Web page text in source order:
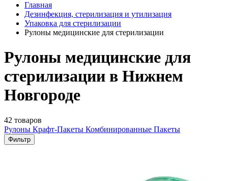
Главная
Дезинфекция, стерилизация и утилизация
Упаковка для стерилизации
Рулоны медицинские для стерилизации
Рулоны медицинские для
стерилизации в Нижнем
Новгороде
42 товаров
Рулоны Крафт-Пакеты Комбинированные Пакеты
Фильтр